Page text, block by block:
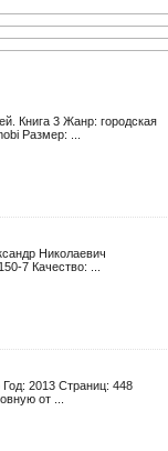
Книга 3 Жанр: городская
Размер: ...
Николаевич
7 Качество: ...
2013 Страниц: 448
от ...